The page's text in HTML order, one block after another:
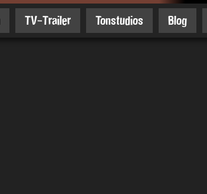
TV-Trailer Tonstudios Blog